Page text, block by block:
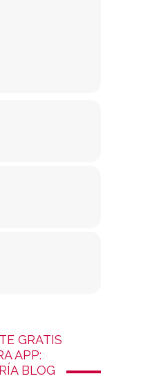
GRATIS
APP:
BLOG